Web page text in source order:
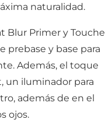
naturalidad.
Blur Primer y Touche
prebase y base para
Además, el toque
un iluminador para
además de en el
ojos.